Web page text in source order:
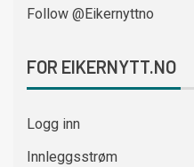
Follow @Eikernyttno
FOR EIKERNYTT.NO
Logg inn
Innleggsstrøm